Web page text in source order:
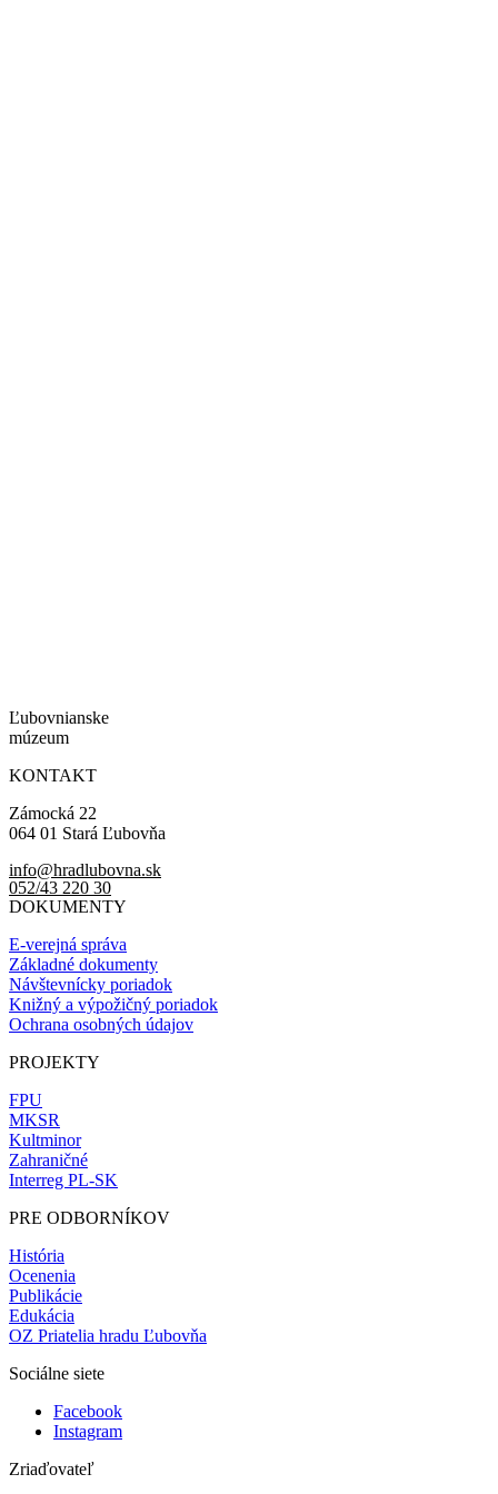
Ľubovnianske
múzeum
KONTAKT
Zámocká 22
064 01 Stará Ľubovňa
info@hradlubovna.sk
052/43 220 30
DOKUMENTY
E-verejná správa
Základné dokumenty
Návštevnícky poriadok
Knižný a výpožičný poriadok
Ochrana osobných údajov
PROJEKTY
FPU
MKSR
Kultminor
Zahraničné
Interreg PL-SK
PRE ODBORNÍKOV
História
Ocenenia
Publikácie
Edukácia
OZ Priatelia hradu Ľubovňa
Sociálne siete
Facebook
Instagram
Zriaďovateľ